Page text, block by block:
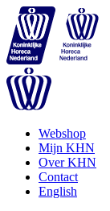
Webshop
Mijn KHN
Over KHN
Contact
English